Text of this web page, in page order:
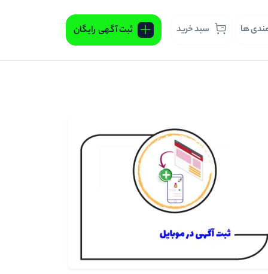
ها سبد خرید ثبت آگهی رایگان